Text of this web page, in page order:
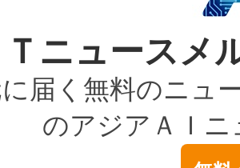
可能性もあります
億～4億ドルかか
任者（CEO）であ
のfully-connected
すれば、6,000万
利用可能な電力容
う貢献します。こ
ル契約（SLA）違
の劣化によるダウ
データセンターが
スポットにより、
も豊かなディテー
ル範囲を検出
Inspections,
レーザーを搭載。
Ｔニュース
届く無料のニュ
のアジアＡＩ